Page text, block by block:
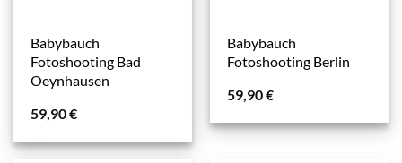
Babybauch
Fotoshooting Bad
Oeynhausen
59,90€
Babybauch
Fotoshooting Berlin
59,90€